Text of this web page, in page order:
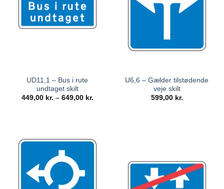
UD11,1 – Bus i rute
undtaget skilt
449,00 kr. – 649,00 kr.
U6,6 – Gælder tilstødende
veje skilt
599,00 kr.